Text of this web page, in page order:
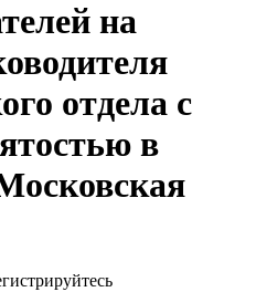
на
отдела с
в